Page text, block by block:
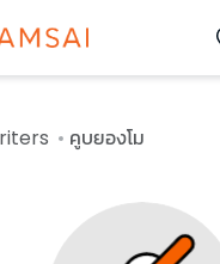
คูบยองโม